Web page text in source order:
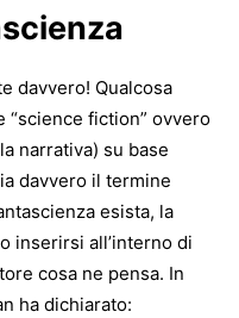
davvero! Qualcosa
“science fiction” ovvero
narrativa) su base
davvero il termine
esista, la
inserirsi all’interno di
cosa ne pensa. In
ha dichiarato: